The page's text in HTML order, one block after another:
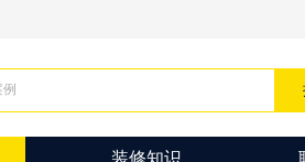
装修知识